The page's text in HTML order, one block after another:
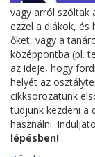
vagy arról szóltak
ezzel a diákok, és
őket, vagy a
középpontba (pl.
az ideje, hogy
helyét az
cikksorozatunk
tudjunk kezdeni a
használni.
lépésben!